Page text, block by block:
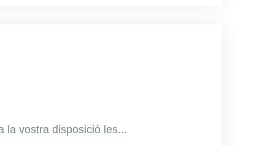
la vostra disposició les...